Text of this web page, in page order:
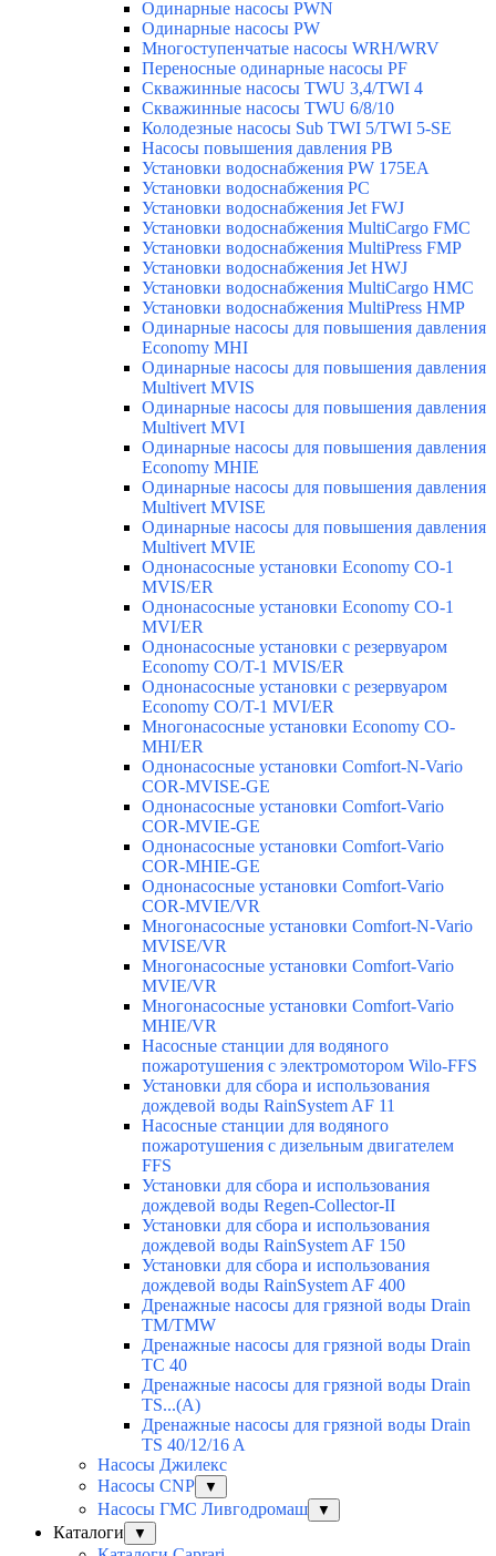
Одинарные насосы PWN
Одинарные насосы PW
Многоступенчатые насосы WRH/WRV
Переносные одинарные насосы PF
Скважинные насосы TWU 3,4/TWI 4
Скважинные насосы TWU 6/8/10
Колодезные насосы Sub TWI 5/TWI 5-SE
Насосы повышения давления PB
Установки водоснабжения PW 175EA
Установки водоснабжения PC
Установки водоснабжения Jet FWJ
Установки водоснабжения MultiCargo FMC
Установки водоснабжения MultiPress FMP
Установки водоснабжения Jet HWJ
Установки водоснабжения MultiCargo HMC
Установки водоснабжения MultiPress HMP
Одинарные насосы для повышения давления
Economy MHI
Одинарные насосы для повышения давления
Multivert MVIS
Одинарные насосы для повышения давления
Multivert MVI
Одинарные насосы для повышения давления
Economy MHIE
Одинарные насосы для повышения давления
Multivert MVISE
Одинарные насосы для повышения давления
Multivert MVIE
Однонасосные установки Economy CO-1
MVIS/ER
Однонасосные установки Economy CO-1
MVI/ER
Однонасосные установки с резервуаром
Economy CO/T-1 MVIS/ER
Однонасосные установки с резервуаром
Economy CO/T-1 MVI/ER
Многонасосные установки Economy CO-
MHI/ER
Однонасосные установки Comfort-N-Vario
COR-MVISE-GE
Однонасосные установки Comfort-Vario
COR-MVIE-GE
Однонасосные установки Comfort-Vario
COR-MHIE-GE
Однонасосные установки Comfort-Vario
COR-MVIE/VR
Многонасосные установки Comfort-N-Vario
MVISE/VR
Многонасосные установки Comfort-Vario
MVIE/VR
Многонасосные установки Comfort-Vario
MHIE/VR
Насосные станции для водяного
пожаротушения с электромотором Wilo-FFS
Установки для сбора и использования
дождевой воды RainSystem AF 11
Насосные станции для водяного
пожаротушения с дизельным двигателем
FFS
Установки для сбора и использования
дождевой воды Regen-Collector-II
Установки для сбора и использования
дождевой воды RainSystem AF 150
Установки для сбора и использования
дождевой воды RainSystem AF 400
Дренажные насосы для грязной воды Drain
TM/TMW
Дренажные насосы для грязной воды Drain
TC 40
Дренажные насосы для грязной воды Drain
TS...(A)
Дренажные насосы для грязной воды Drain
TS 40/12/16 A
Насосы Джилекс
Насосы CNP
▼
Насосы ГМС Ливгодромаш ▼
Каталоги ▼